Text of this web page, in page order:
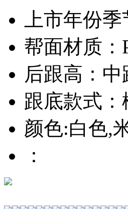
上市年份
帮面材质：
后跟高：中
跟底款式：
颜色:白色,
：